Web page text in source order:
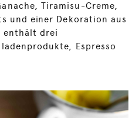
Tiramisu-Creme,
und einer Dekoration aus
enthält drei
Espresso